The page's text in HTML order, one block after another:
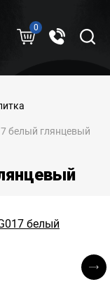
0
белый глянцевый